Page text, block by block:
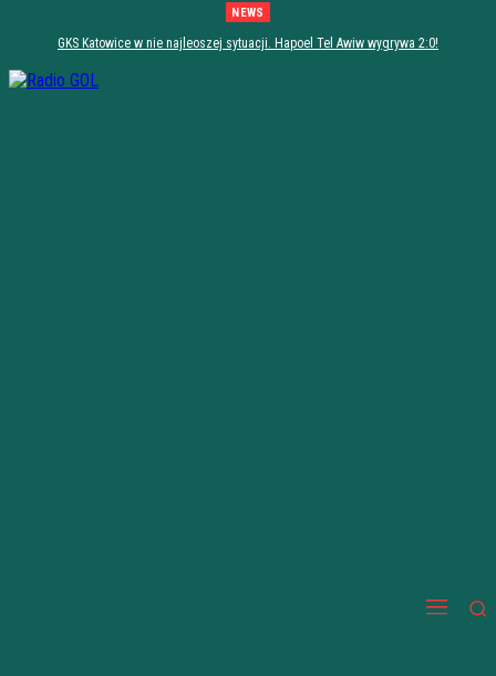
NEWS
GKS Katowice w nie najleoszej sytuacji. Hapoel Tel Awiw wygrywa 2:0!